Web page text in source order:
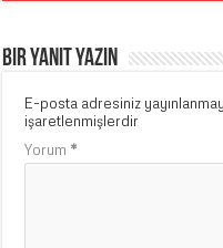
Bir yanıt yazın
E-posta adresiniz
işaretlenmişlerdir
Yorum *